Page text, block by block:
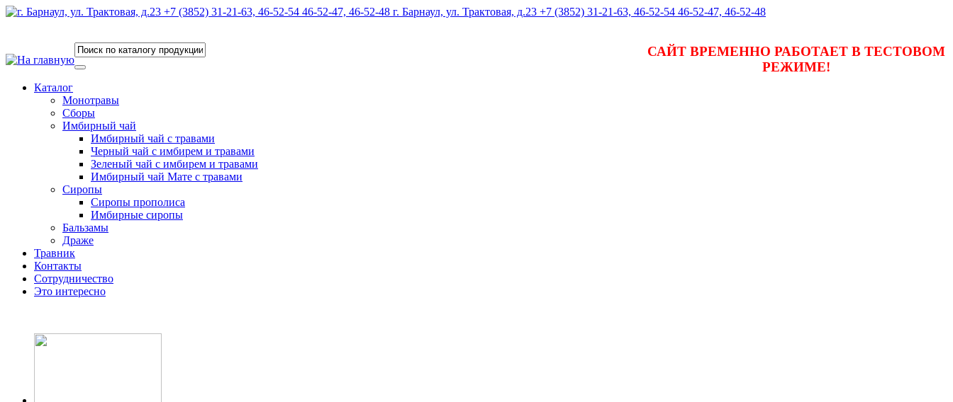
г. Барнаул, ул. Трактовая, д.23 +7 (3852) 31-21-63, 46-52-54 46-52-47, 46-52-48
САЙТ ВРЕМЕННО РАБОТАЕТ В ТЕСТОВОМ
РЕЖИМЕ!
Каталог
Монотравы
Сборы
Имбирный чай
Имбирный чай с травами
Черный чай с имбирем и травами
Зеленый чай с имбирем и травами
Имбирный чай Мате с травами
Сиропы
Сиропы прополиса
Имбирные сиропы
Бальзамы
Драже
Травник
Контакты
Сотрудничество
Это интересно